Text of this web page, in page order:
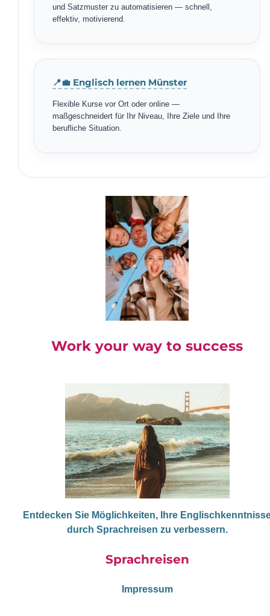
und Satzmuster zu automatisieren — schnell,
effektiv, motivierend.
📍💼 Englisch lernen Münster
Flexible Kurse vor Ort oder online —
maßgeschneidert für Ihr Niveau, Ihre Ziele und Ihre
berufliche Situation.
Work your way to success
Entdecken Sie Möglichkeiten, Ihre
durch Sprachreisen zu verbessern.
Sprachreisen
Impressum